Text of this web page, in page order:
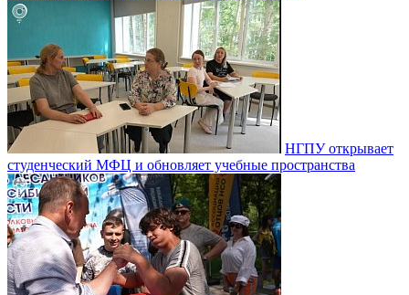
НГПУ открывает
студенческий МФЦ и обновляет учебные пространства